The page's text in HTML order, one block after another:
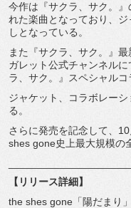
今作は『サクラ、サク。
れた楽曲となっており、 ジ
しとなっている。
また『サクラ、サク。』 最
ガレット公式チャンネルに
ラ、サク。』
スペシャルコ
ジャケット、コラボレー
る。
さらに発売を記念して、
shes gone史上最大規模の
【リリース詳細】
the shes gone「陽だまり」